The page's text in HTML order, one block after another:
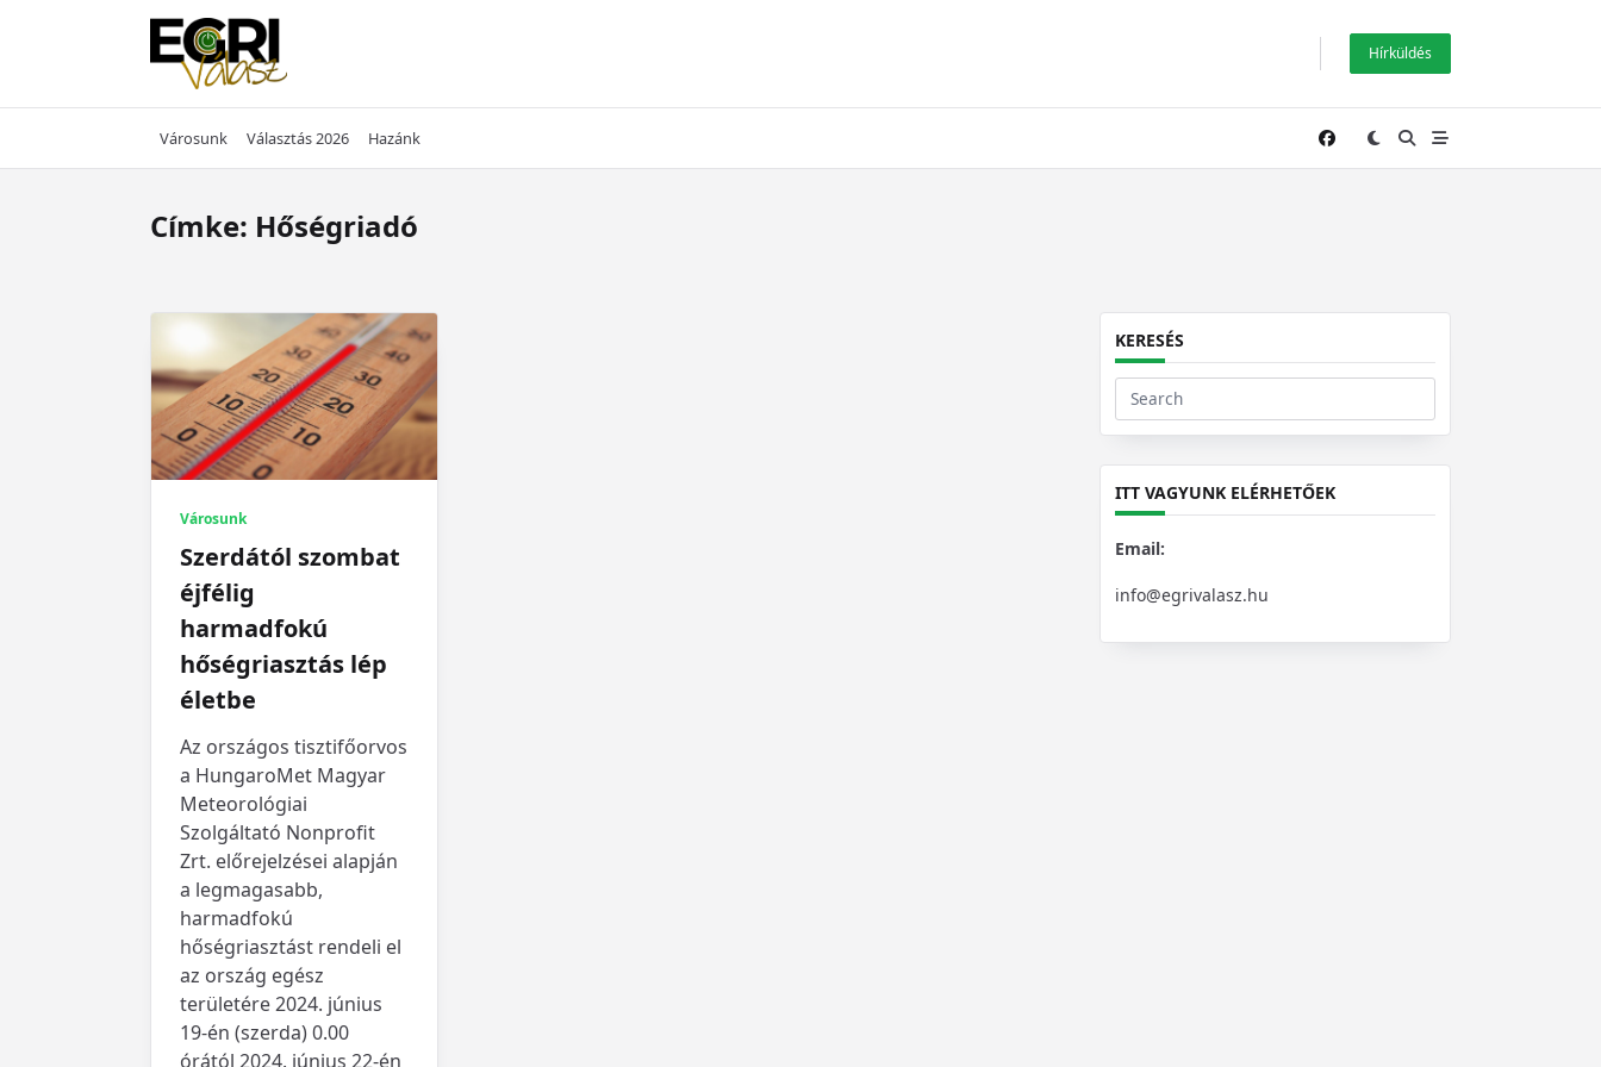
Hírküldés
Városunk Választás 2026 Hazánk
Címke: Hőségriadó
Városunk
Szerdától szombat
éjfélig
harmadfokú
hőségriasztás lép
életbe
Az országos tisztifőorvos
a HungaroMet Magyar
Meteorológiai
Szolgáltató Nonprofit
Zrt. előrejelzései alapján
a legmagasabb,
harmadfokú
hőségriasztást rendeli el
az ország egész
területére 2024. június
19-én (szerda) 0.00
órától 2024. június 22-én
KERESÉS
Search
for:
ITT VAGYUNK ELÉRHETŐEK
Email:
info@egrivalasz.hu